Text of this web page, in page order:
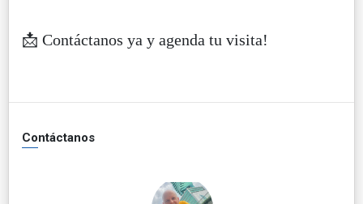
📩 Contáctanos ya y agenda tu visita!
Contáctanos